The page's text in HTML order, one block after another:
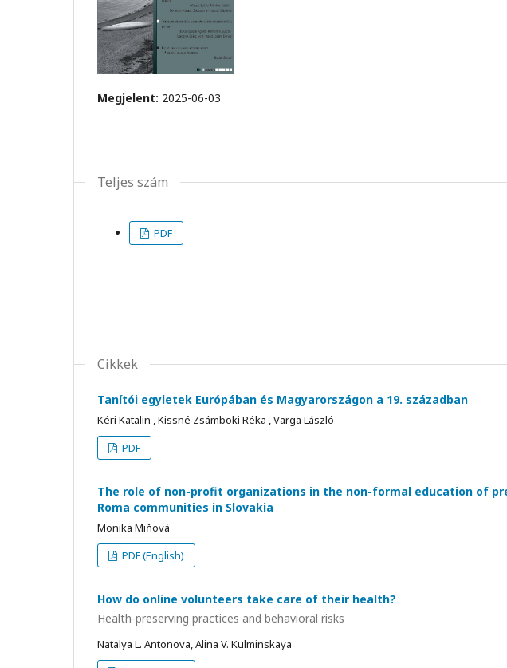
Megjelent: 2025-06-03
Teljes szám
PDF
Cikkek
Tanítói egyletek Európában és Magyarországon a 19. században
Kéri Katalin , Kissné Zsámboki Réka , Varga László
PDF
The role of non-profit organizations in the non-formal education of
Roma communities in Slovakia
Monika Miňová
PDF (English)
How do online volunteers take care of their health?
Health-preserving practices and behavioral risks
Natalya L. Antonova, Alina V. Kulminskaya